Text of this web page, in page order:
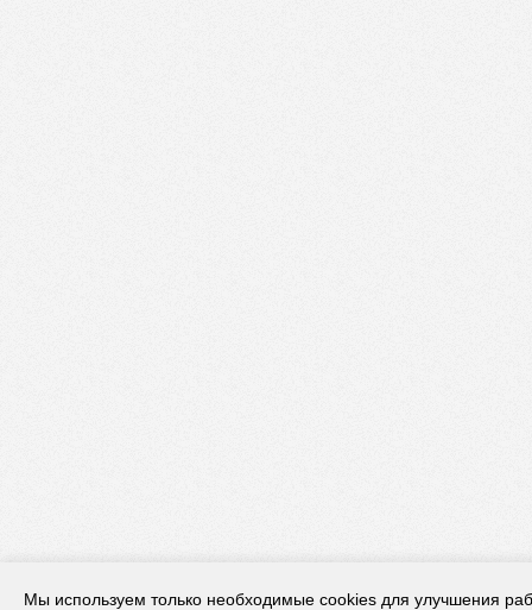
Мы используем только необходимые cookies для улучшения